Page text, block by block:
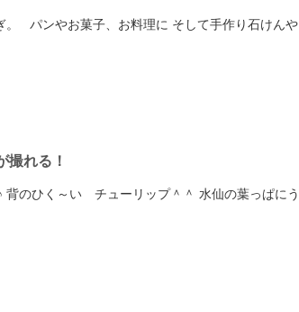
パンやお菓子、お料理に そして手作り石けんや
撮れる！
背のひく～い チューリップ＾＾ 水仙の葉っぱにう